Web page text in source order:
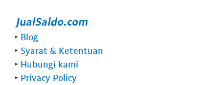
‣ Blog
‣ Syarat & Ketentuan
‣ Hubungi kami
‣ Privacy Policy